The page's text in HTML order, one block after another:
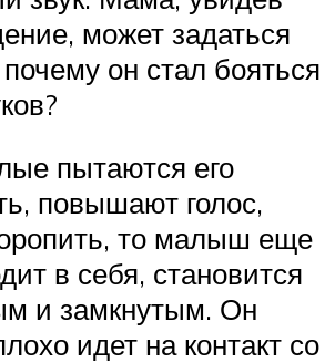
может задаться
он стал бояться
пытаются его
повышают голос,
то малыш еще
в себя, становится
и замкнутым. Он
идет на контакт со